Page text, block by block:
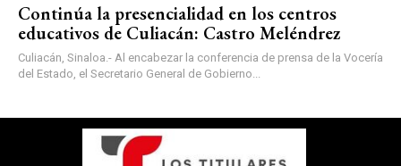
Continúa la presencialidad en los centros
educativos de Culiacán: Castro Meléndrez
Culiacán, Sinaloa.- Al encabezar la conferencia de prensa de la Vocería
del Estado, el Secretario General de Gobierno...